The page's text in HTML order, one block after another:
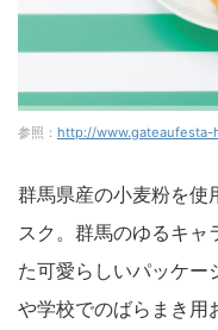
参照： http://www.gateaufesta-
群馬県産の小麦粉を使
スク。群馬のゆるキ
た可愛らしいパッケー
や学校でのばらまき用